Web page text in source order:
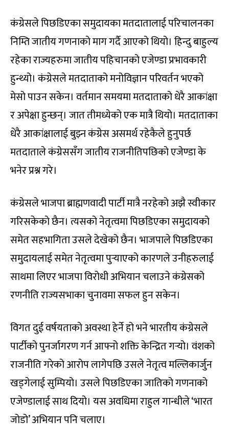
कंग्रेसले पिछडिएका समुदायका मतदातालाई परिचालनका
निम्ति जातीय गणनाको माग गर्दै आएको थियो। हिन्दु बाहुल्य
रहेका राज्यहरुमा जातीय पहिचानको एजेण्डा प्रभावकारी
हुन्थ्यो। कंग्रेसले मतदाताको मनोविज्ञान परिवर्तन भएको
मेसो पाउन सकेन। वर्तमान समयमा मतदाताको धेरै आकांक्षा
र अपेक्षा हुन्छन्। जात तीमध्येको एक मात्रै थियो। मतदाताका
धेरै आकांक्षालाई बुझ्न कंग्रेस असमर्थ रहेकैले हुनुपर्छ
मतदाताले कंग्रेससँग जातीय राजनीतिपछिको एजेण्डा के
भनेर प्रश्न गरे।
कंग्रेसले भाजपा ब्राह्मणवादी पार्टी मात्रै नरहेको अझै स्वीकार
गरिसकेको छैन। त्यसको नेतृत्वमा पिछडिएका समुदायको
समेत सहभागिता उसले देखेको छैन। भाजपाले पिछडिएका
समुदायलाई समेत नेतृत्वमा पुर्‍याएको कारणले उनीहरुलाई
साथमा लिएर भाजपा विरोधी अभियान चलाउने कंग्रेसको
रणनीति राज्यसभाका चुनावमा सफल हुन सकेन।
विगत दुई वर्षयताको अवस्था हेर्ने हो भने भारतीय कंग्रेसले
पार्टीको पुनर्जागरण गर्न आफ्नो शक्ति केन्द्रित गर्‍यो। वंशको
राजनीति गरेको आरोप लागेपछि उसले नेतृत्व मल्लिकार्जुन
खड्गेलाई सुम्पियो। उसले पिछडिएका जातिको गणनाको
एजेण्डालाई साथ दियो। यस अवधिमा राहुल गान्धीले ‘भारत
जोडो’ अभियान पनि चलाए।